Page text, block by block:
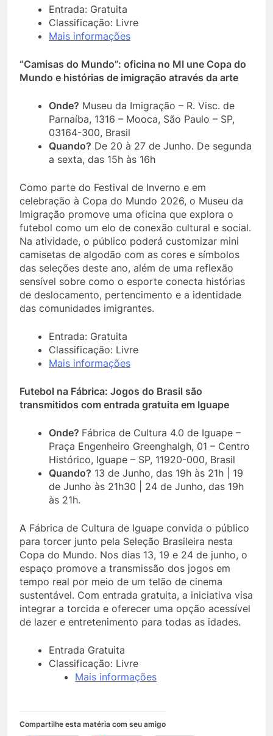
Entrada: Gratuita
Classificação: Livre
Mais informações
“Camisas do Mundo”: oficina no MI une Copa do
Mundo e histórias de imigração através da arte
Onde? Museu da Imigração – R. Visc. de
Parnaíba, 1316 – Mooca, São Paulo – SP,
03164-300, Brasil
Quando? De 20 à 27 de Junho. De segunda
a sexta, das 15h às 16h
Como parte do Festival de Inverno e em
celebração à Copa do Mundo 2026, o Museu da
Imigração promove uma oficina que explora o
futebol como um elo de conexão cultural e social.
Na atividade, o público poderá customizar mini
camisetas de algodão com as cores e símbolos
das seleções deste ano, além de uma reflexão
sensível sobre como o esporte conecta histórias
de deslocamento, pertencimento e a identidade
das comunidades imigrantes.
Entrada: Gratuita
Classificação: Livre
Mais informações
Futebol na Fábrica: Jogos do Brasil são
transmitidos com entrada gratuita em Iguape
Onde? Fábrica de Cultura 4.0 de Iguape –
Praça Engenheiro Greenghalgh, 01 – Centro
Histórico, Iguape – SP, 11920-000, Brasil
Quando? 13 de Junho, das 19h às 21h | 19
de Junho às 21h30 | 24 de Junho, das 19h
às 21h.
A Fábrica de Cultura de Iguape convida o público
para torcer junto pela Seleção Brasileira nesta
Copa do Mundo. Nos dias 13, 19 e 24 de junho, o
espaço promove a transmissão dos jogos em
tempo real por meio de um telão de cinema
sustentável. Com entrada gratuita, a iniciativa visa
integrar a torcida e oferecer uma opção acessível
de lazer e entretenimento para todas as idades.
Entrada Gratuita
Classificação: Livre
Mais informações
Compartilhe esta matéria com seu amigo